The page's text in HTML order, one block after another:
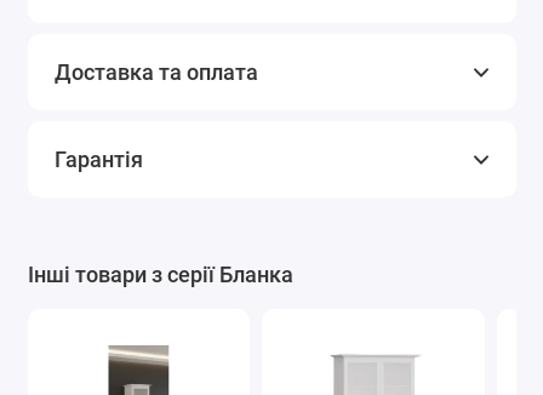
Доставка та оплата
Гарантія
Інші товари з серії Бланка